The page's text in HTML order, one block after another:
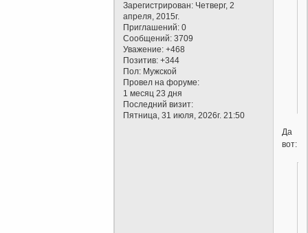
Зарегистрирован: Четверг, 2
апреля, 2015г.
Приглашений: 0
Сообщений: 3709
Уважение: +468
Позитив: +344
Пол: Мужской
Провел на форуме:
1 месяц 23 дня
Последний визит:
Пятница, 31 июля, 2026г. 21:50
Да
вот: